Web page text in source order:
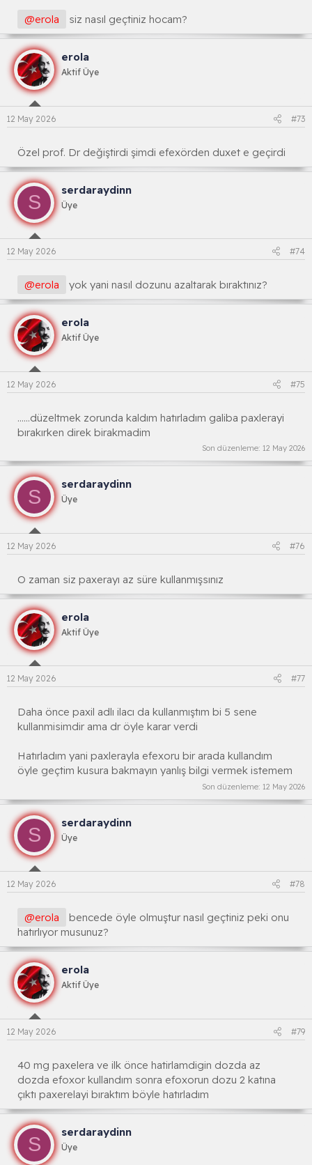
:
@erola siz nasıl geçtiniz hocam?
erola
Aktif Üye
12 May 2026 #73
Özel prof. Dr değiştirdi şimdi efexörden duxet e geçirdi
S
serdaraydinn
Üye
12 May 2026 #74
@erola yok yani nasıl dozunu azaltarak bıraktınız?
erola
Aktif Üye
12 May 2026 #75
......düzeltmek zorunda kaldım hatırladım galiba paxlerayi
bırakırken direk birakmadim
Son düzenleme: 12 May 2026
S
serdaraydinn
Üye
12 May 2026 #76
O zaman siz paxerayı az süre kullanmışsınız
erola
Aktif Üye
12 May 2026 #77
Daha önce paxil adlı ilacı da kullanmıştım bi 5 sene
kullanmisimdir ama dr öyle karar verdi
Hatırladım yani paxlerayla efexoru bir arada kullandım
öyle geçtim kusura bakmayın yanlış bilgi vermek istemem
Son düzenleme: 12 May 2026
S
serdaraydinn
Üye
12 May 2026 #78
@erola
bencede öyle olmuştur nasıl geçtiniz peki onu
hatırlıyor musunuz?
erola
Aktif Üye
12 May 2026 #79
40 mg paxelera ve ilk önce hatirlamdigin dozda az
dozda efoxor kullandım sonra efoxorun dozu 2 katına
çıktı paxerelayi bıraktım böyle hatırladım
S
serdaraydinn
Üye